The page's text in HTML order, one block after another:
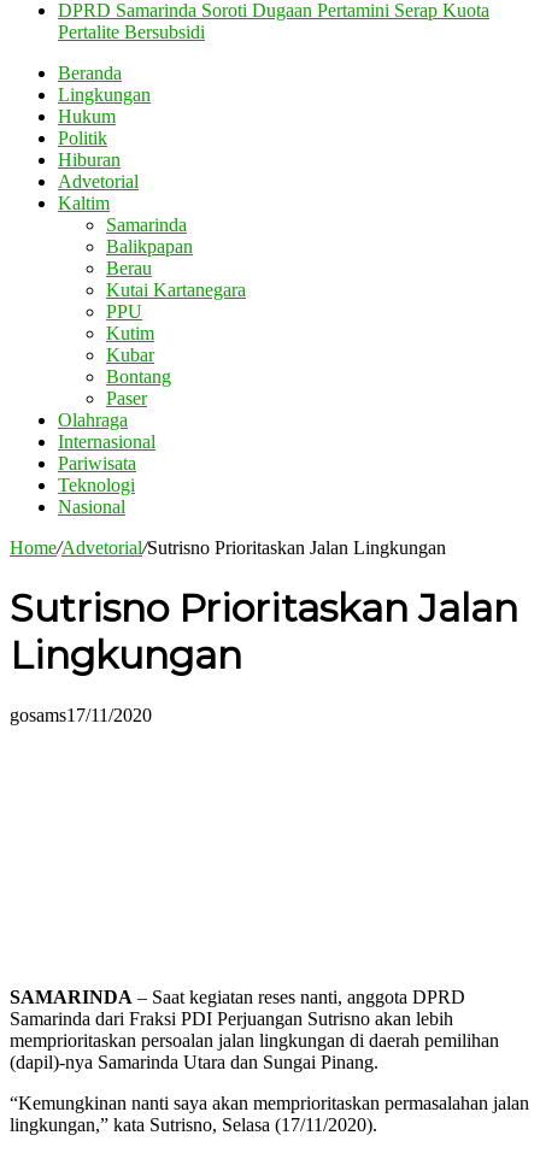
DPRD Samarinda Soroti Dugaan Pertamini Serap Kuota
Pertalite Bersubsidi
Beranda
Lingkungan
Hukum
Politik
Hiburan
Advetorial
Kaltim
Samarinda
Balikpapan
Berau
Kutai Kartanegara
PPU
Kutim
Kubar
Bontang
Paser
Olahraga
Internasional
Pariwisata
Teknologi
Nasional
Home/Advetorial/Sutrisno Prioritaskan Jalan Lingkungan
Sutrisno Prioritaskan Jalan
Lingkungan
gosams17/11/2020
SAMARINDA – Saat kegiatan reses nanti, anggota DPRD
Samarinda dari Fraksi PDI Perjuangan Sutrisno akan lebih
memprioritaskan persoalan jalan lingkungan di daerah pemilihan
(dapil)-nya Samarinda Utara dan Sungai Pinang.
“Kemungkinan nanti saya akan memprioritaskan permasalahan jalan
lingkungan,” kata Sutrisno, Selasa (17/11/2020).